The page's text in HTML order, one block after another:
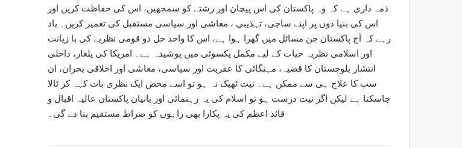
ذمہ داری ہے کہ وہ پاکستان کی اس پیچان اور رشتے کو سمجھیں، اس کی حفاظت کریں اور
اس کی بنیا دوں پر اپنے ساجی، تہذیبی ، معاشی اور سیاسی مستقبل کی تعمیر کریں۔ یاد
رہے کہ آج پاکستان جن مسائل میں گھرا ہوا ہے، اس کا واحد حل دو قومی نظریے کی با زیانت
اور اسلامی نظریہ حیات کے لیے مکمل یکسوئی میں پوشیدہ ہے۔ امریکا کی یلغار، داخلی
انتشار بلوچستان کا قضیہ، مہنگائی کا عفریت اور سیاسی، معاشی اور اخلاقی بحران، ان
سب کا علاج ہی سے ممکن ہے۔ نیت ٹھیک نہ ہو تو اسے محض ایک نظری بات کہہ کر ٹالا
جاسکتا ہے لیکن اگر نیت درست ہو تو اسلام کی یہ رہنمائی اور بانیان پاکستان عالیہ اقبال و
قائد اعظم کی یہ پکارا بھی راہوں کو صراط مستقیم بنا دے گی۔